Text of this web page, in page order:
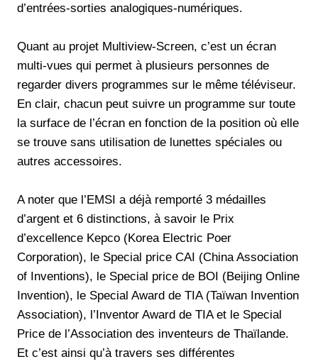
d’entrées-sorties analogiques-numériques.
Quant au projet Multiview-Screen, c’est un écran
multi-vues qui permet à plusieurs personnes de
regarder divers programmes sur le même téléviseur.
En clair, chacun peut suivre un programme sur toute
la surface de l’écran en fonction de la position où elle
se trouve sans utilisation de lunettes spéciales ou
autres accessoires.
A noter que l’EMSI a déjà remporté 3 médailles
d’argent et 6 distinctions, à savoir le Prix
d’excellence Kepco (Korea Electric Poer
Corporation), le Special price CAI (China Association
of Inventions), le Special price de BOI (Beijing Online
Invention), le Special Award de TIA (Taïwan Invention
Association), l’Inventor Award de TIA et le Special
Price de l’Association des inventeurs de Thaïlande.
Et c’est ainsi qu’à travers ses différentes